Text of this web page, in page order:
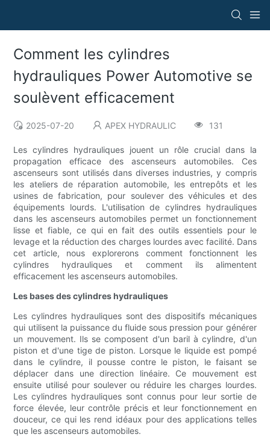
Comment les cylindres
hydrauliques Power Automotive se
soulèvent efficacement
2025-07-20 APEX HYDRAULIC 131
Les cylindres hydrauliques jouent un rôle crucial dans la
propagation efficace des ascenseurs automobiles. Ces
ascenseurs sont utilisés dans diverses industries, y compris
les ateliers de réparation automobile, les entrepôts et les
usines de fabrication, pour soulever des véhicules et des
équipements lourds. L'utilisation de cylindres hydrauliques
dans les ascenseurs automobiles permet un fonctionnement
lisse et fiable, ce qui en fait des outils essentiels pour le
levage et la réduction des charges lourdes avec facilité. Dans
cet article, nous explorerons comment fonctionnent les
cylindres hydrauliques et comment ils alimentent
efficacement les ascenseurs automobiles.
Les bases des cylindres hydrauliques
Les cylindres hydrauliques sont des dispositifs mécaniques
qui utilisent la puissance du fluide sous pression pour générer
un mouvement. Ils se composent d'un baril à cylindre, d'un
piston et d'une tige de piston. Lorsque le liquide est pompé
dans le cylindre, il pousse contre le piston, le faisant se
déplacer dans une direction linéaire. Ce mouvement est
ensuite utilisé pour soulever ou réduire les charges lourdes.
Les cylindres hydrauliques sont connus pour leur sortie de
force élevée, leur contrôle précis et leur fonctionnement en
douceur, ce qui les rend idéaux pour des applications telles
que les ascenseurs automobiles.